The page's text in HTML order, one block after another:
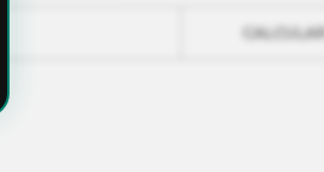
CALCULAR